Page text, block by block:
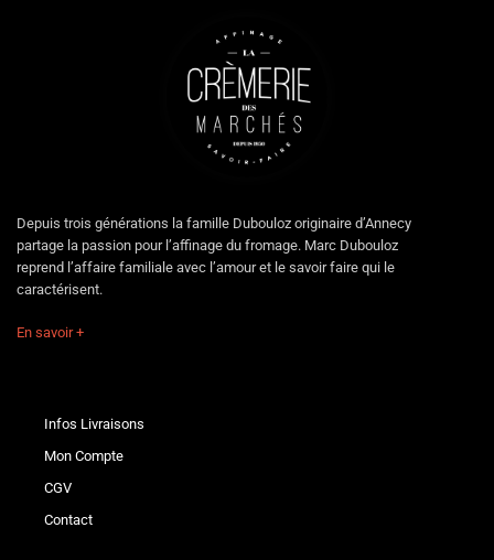
Depuis trois générations la famille Dubouloz originaire d’Annecy
partage la passion pour l’affinage du fromage. Marc Dubouloz
reprend l’affaire familiale avec l’amour et le savoir faire qui le
caractérisent.
En savoir +
Infos Livraisons
Mon Compte
CGV
Contact